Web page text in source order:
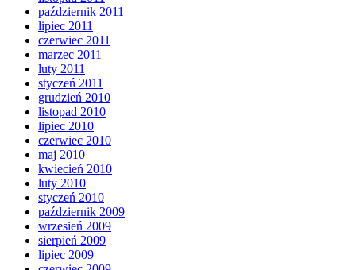
październik 2011
lipiec 2011
czerwiec 2011
marzec 2011
luty 2011
styczeń 2011
grudzień 2010
listopad 2010
lipiec 2010
czerwiec 2010
maj 2010
kwiecień 2010
luty 2010
styczeń 2010
październik 2009
wrzesień 2009
sierpień 2009
lipiec 2009